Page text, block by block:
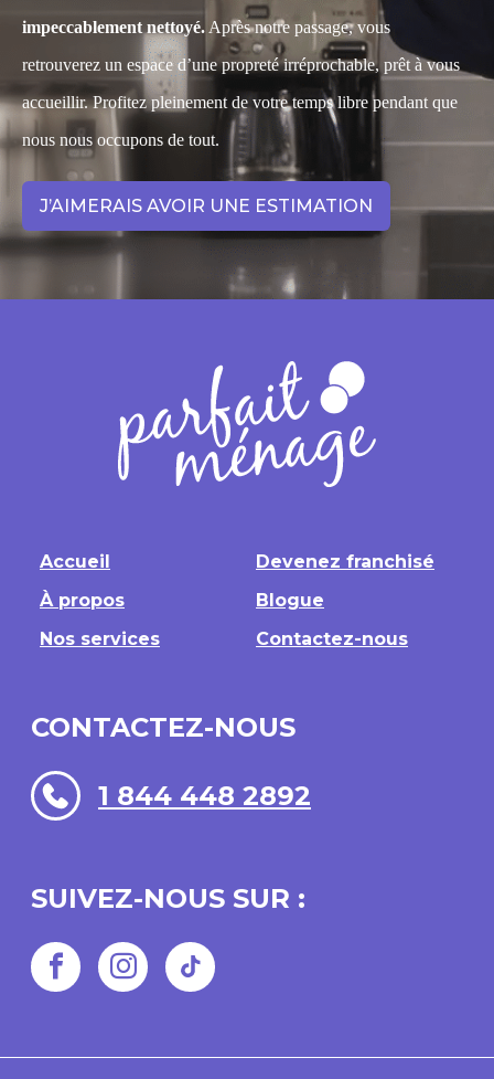
impeccablement nettoyé. Après notre passage, vous
retrouverez un espace d’une propreté irréprochable, prêt à vous
accueillir. Profitez pleinement de votre temps libre pendant que
nous nous occupons de tout.
J’AIMERAIS AVOIR UNE ESTIMATION
Accueil
Devenez franchisé
À propos
Blogue
Nos services
Contactez-nous
CONTACTEZ-NOUS
1 844 448 2892
SUIVEZ-NOUS SUR :
Facebook Instagram TikTok